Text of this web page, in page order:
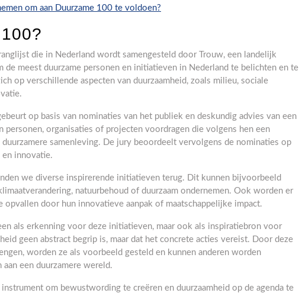
om aan Duurzame 100 te voldoen?
die in Nederland wordt samengesteld door Trouw, een landelijk
de meest duurzame personen en initiatieven in Nederland te belichten en te
op verschillende aspecten van duurzaamheid, zoals milieu, sociale
op basis van nominaties van het publiek en deskundig advies van een
personen, organisaties of projecten voordragen die volgens hen een
samenleving. De jury beoordeelt vervolgens de nominaties op
en innovatie.
we diverse inspirerende initiatieven terug. Dit kunnen bijvoorbeeld
natuurbehoud of duurzaam ondernemen. Ook worden er
door hun innovatieve aanpak of maatschappelijke impact.
als erkenning voor deze initiatieven, maar ook als inspiratiebron voor
geen abstract begrip is, maar dat het concrete acties vereist. Door deze
worden ze als voorbeeld gesteld en kunnen anderen worden
een duurzamere wereld.
om bewustwording te creëren en duurzaamheid op de agenda te